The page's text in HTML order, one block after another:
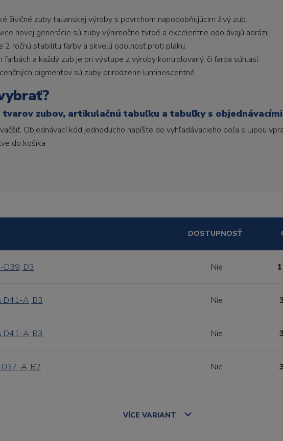
živičné zuby talianskej výroby s povrchom napodobňujúcim živý zub.
novej generácie sú zuby výnimočne tvrdé a excelentne odolávajú abrázii.
2 ročnú stabilitu farby a skvelú odolnosť proti plaku.
a každý zub je pri výstupe z výroby kontrolovaný, či farba súhlasí.
pigmentov sú zuby prirodzene luminescentné.
zubov, artikulačnú tabuľku a tabuľky s
Objednávací kód jednoducho napíšte do vyhľadávacieho poľa s lupou
do košíka
DOSTUPNOSŤ
D3 Nie
D41-A, B3 Nie
D41-A, B3 Nie
A, B2 Nie
VÍCE VARIANT